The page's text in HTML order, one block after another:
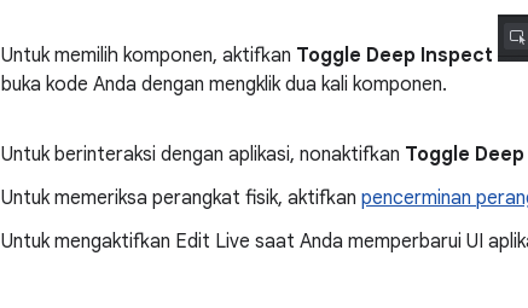
Untuk memilih komponen, aktifkan Toggle Deep Inspect
buka kode Anda dengan mengklik dua kali komponen.
Untuk berinteraksi dengan aplikasi, nonaktifkan Toggle
Untuk memeriksa perangkat fisik, aktifkan pencerminan
Untuk mengaktifkan Edit Live saat Anda memperbarui UI